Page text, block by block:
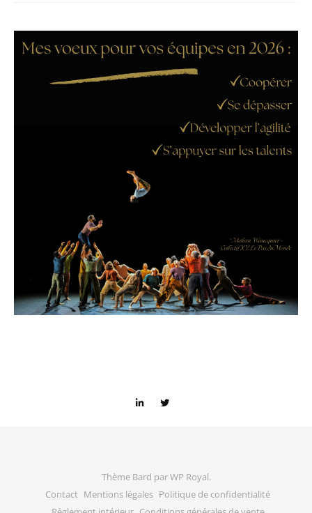
Thème Bard parWP Royal.
Contact Mentions légales Politique de confidentialité